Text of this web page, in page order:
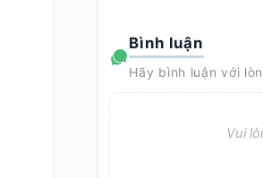
Bình luận
Hãy bình luận với
Vui